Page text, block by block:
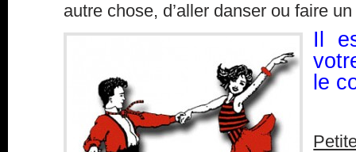
autre chose, d’aller danser ou faire
Il
le